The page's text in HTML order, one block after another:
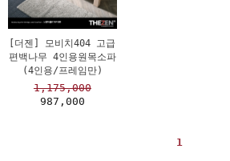
[더젠] 모비치404 고급
편백나무 4인용원목소파
(4인용/프레임만)
1,175,000
987,000
1